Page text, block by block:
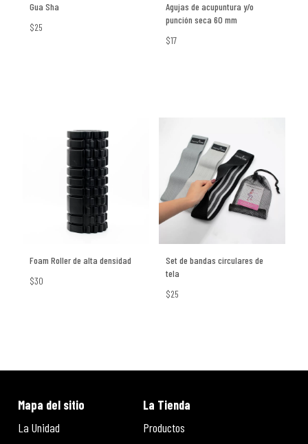
Gua Sha
$25
Agujas de acupuntura y/o
punción seca 60 mm
$17
Foam Roller de alta densidad
$30
Set de bandas circulares de
tela
$25
Mapa del sitio
La Unidad
La Tienda
Productos